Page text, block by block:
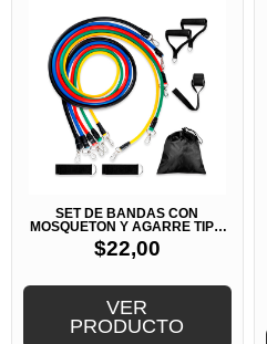
SET DE BANDAS CON
MOSQUETON Y AGARRE TIPO
MANOPLA
$22,00
VER
PRODUCTO